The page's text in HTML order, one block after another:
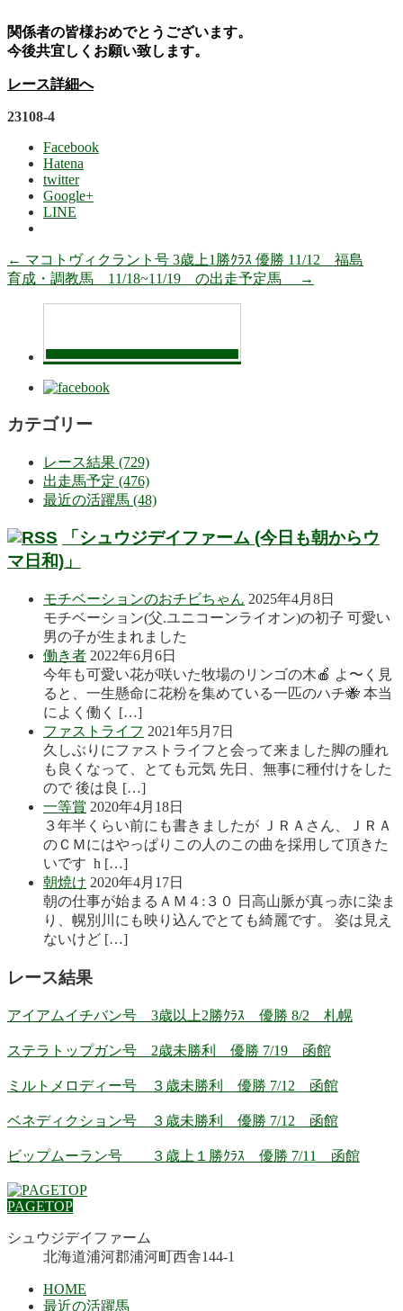
関係者の皆様おめでとうございます。
今後共宜しくお願い致します。
レース詳細へ
23108-4
Facebook
Hatena
twitter
Google+
LINE
← マコトヴィクラント号 3歳上1勝ｸﾗｽ 優勝 11/12 福島
育成・調教馬 11/18~11/19 の出走予定馬
→
カテゴリー
レース結果 (729)
出走馬予定 (476)
最近の活躍馬 (48)
「シュウジデイファーム (今日も朝からウ
マ日和)」
モチベーションのおチビちゃん 2025年4月8日
モチベーション(父.ユニコーンライオン)の初子 可愛い
男の子が生まれました
働き者 2022年6月6日
今年も可愛い花が咲いた牧場のリンゴの木🍎 よ〜く見
ると、一生懸命に花粉を集めている一匹のハチ🐝 本当
によく働く […]
ファストライフ 2021年5月7日
久しぶりにファストライフと会って来ました脚の腫れ
も良くなって、とても元気 先日、無事に種付けをした
ので 後は良 […]
一等賞 2020年4月18日
３年半くらい前にも書きましたが ＪＲＡさん、ＪＲＡ
のＣＭにはやっぱりこの人のこの曲を採用して頂きた
いです h […]
朝焼け 2020年4月17日
朝の仕事が始まるＡＭ４:３０ 日高山脈が真っ赤に染ま
り、幌別川にも映り込んでとても綺麗です。 姿は見え
ないけど […]
レース結果
アイアムイチバン号 3歳以上2勝ｸﾗｽ 優勝 8/2 札幌
ステラトップガン号 2歳未勝利 優勝 7/19 函館
ミルトメロディー号 ３歳未勝利 優勝 7/12 函館
ベネディクション号 ３歳未勝利 優勝 7/12 函館
ビップムーラン号 ３歳上１勝ｸﾗｽ 優勝 7/11 函館
PAGETOP
シュウジデイファーム
北海道浦河郡浦河町西舎144-1
HOME
最近の活躍馬